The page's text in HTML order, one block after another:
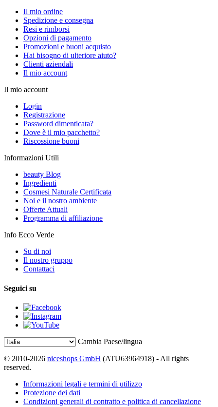
Il mio ordine
Spedizione e consegna
Resi e rimborsi
Opzioni di pagamento
Promozioni e buoni acquisto
Hai bisogno di ulteriore aiuto?
Clienti aziendali
Il mio account
Il mio account
Login
Registrazione
Password dimenticata?
Dove è il mio pacchetto?
Riscossione buoni
Informazioni Utili
beauty Blog
Ingredienti
Cosmesi Naturale Certificata
Noi e il nostro ambiente
Offerte Attuali
Programma di affiliazione
Info Ecco Verde
Su di noi
Il nostro gruppo
Contattaci
Seguici su
Cambia Paese/lingua
© 2010-2026 niceshops GmbH (ATU63964918) - All rights
reserved.
Informazioni legali e termini di utilizzo
Protezione dei dati
Condizioni generali di contratto e politica di cancellazione